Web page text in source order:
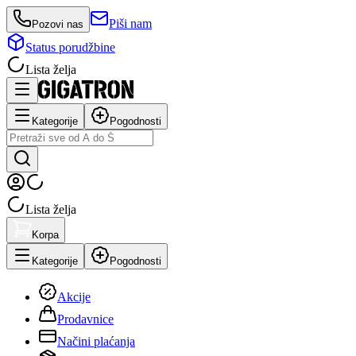
Pozovi nas
Piši nam
Status porudžbine
Lista želja
Kategorije Pogodnosti
Lista želja
Korpa
Kategorije Pogodnosti
Akcije
Prodavnice
Načini plaćanja